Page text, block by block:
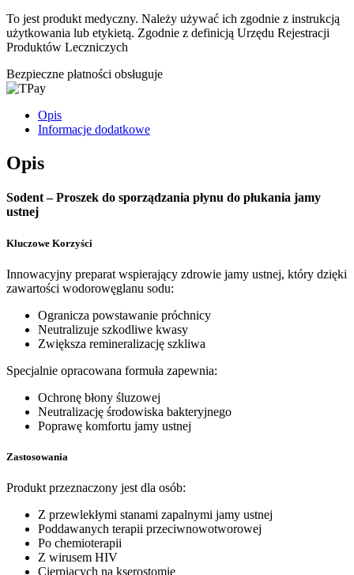
To jest produkt medyczny. Należy używać ich zgodnie z instrukcją
użytkowania lub etykietą. Zgodnie z definicją Urzędu Rejestracji
Produktów Leczniczych
Bezpieczne płatności obsługuje
Opis
Informacje dodatkowe
Opis
Sodent – Proszek do sporządzania płynu do płukania jamy
ustnej
Kluczowe Korzyści
Innowacyjny preparat wspierający zdrowie jamy ustnej, który dzięki
zawartości wodorowęglanu sodu:
Ogranicza powstawanie próchnicy
Neutralizuje szkodliwe kwasy
Zwiększa remineralizację szkliwa
Specjalnie opracowana formuła zapewnia:
Ochronę błony śluzowej
Neutralizację środowiska bakteryjnego
Poprawę komfortu jamy ustnej
Zastosowania
Produkt przeznaczony jest dla osób:
Z przewlekłymi stanami zapalnymi jamy ustnej
Poddawanych terapii przeciwnowotworowej
Po chemioterapii
Z wirusem HIV
Cierpiących na kserostomię